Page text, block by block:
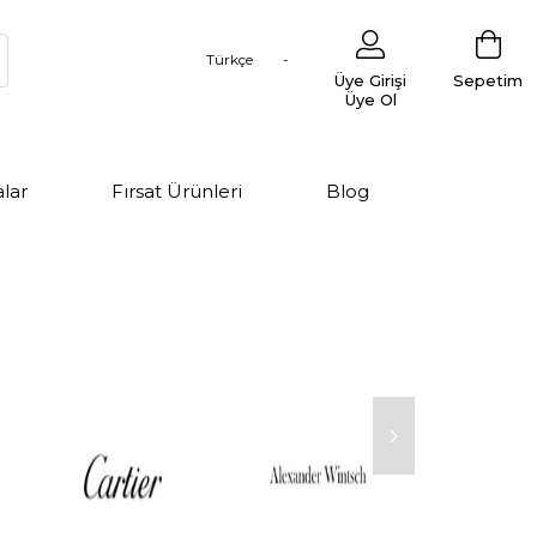
Türkçe
Sepetim
Üye Girişi
Üye Ol
Fırsat Ürünleri Blog